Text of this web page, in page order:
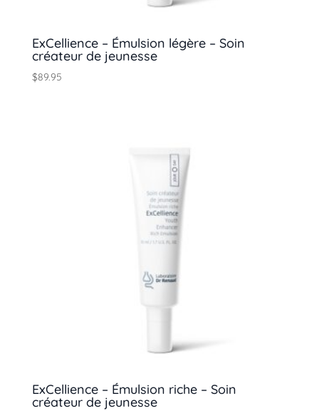
ExCellience – Émulsion légère – Soin
créateur de jeunesse
$89.95
ExCellience – Émulsion riche – Soin
créateur de jeunesse